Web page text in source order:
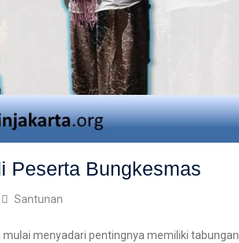
Peserta Bungkesmas
Santunan
menyadari pentingnya memiliki tabungan